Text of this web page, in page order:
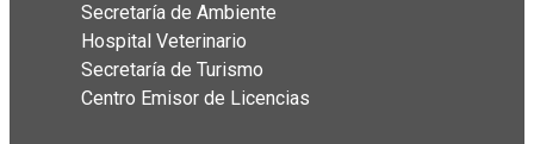
Secretaría de Ambiente
Hospital Veterinario
Secretaría de Turismo
Centro Emisor de Licencias